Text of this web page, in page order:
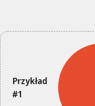
Przykład
#1